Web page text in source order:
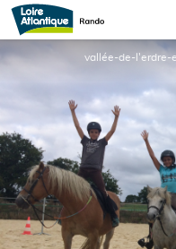
Ménaz équitation